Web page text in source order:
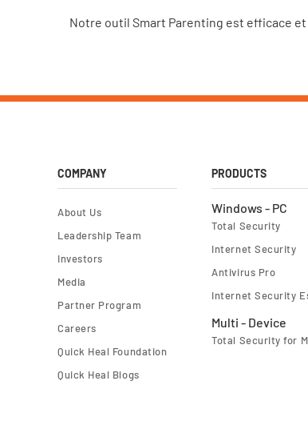
Notre outil Smart Parenting est efficace
COMPANY
About Us
Leadership Team
Investors
Media
Partner Program
Careers
Quick Heal Foundation
Quick Heal Blogs
PRODUCTS
Windows - PC
Total Security
Internet Security
Antivirus Pro
Internet Security
Multi - Device
Total Security for